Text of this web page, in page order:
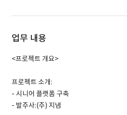
업무 내용
<프로젝트 개요>
프로젝트 소개:
- 시니어 플랫폼 구축
- 발주사:(주) 지냄